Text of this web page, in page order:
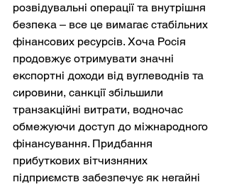
розвідувальні операції та внутрішня
безпека – все це вимагає стабільних
фінансових ресурсів. Хоча Росія
продовжує отримувати значні
експортні доходи від вуглеводнів та
сировини, санкції збільшили
транзакційні витрати, водночас
обмежуючи доступ до міжнародного
фінансування. Придбання
прибуткових вітчизняних
підприємств забезпечує як негайні